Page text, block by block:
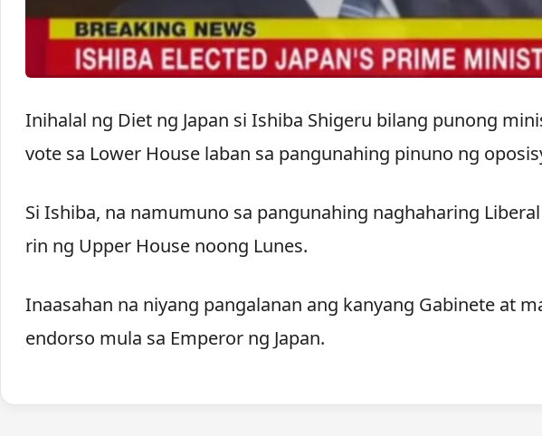
Inihalal ng Diet ng Japan si Ishiba Shigeru bilang punong
vote sa Lower House laban sa pangunahing pinuno ng
Si Ishiba, na namumuno sa pangunahing naghaharing
rin ng Upper House noong Lunes.
Inaasahan na niyang pangalanan ang kanyang Gabinete at
endorso mula sa Emperor ng Japan.